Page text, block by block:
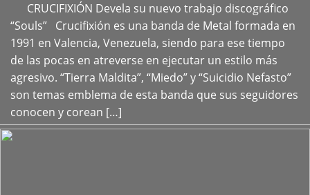
CRUCIFIXIÓN Devela su nuevo trabajo discográfico
“Souls” Crucifixión es una banda de Metal formada en
1991 en Valencia, Venezuela, siendo para ese tiempo
de las pocas en atreverse en ejecutar un estilo más
agresivo. “Tierra Maldita”, “Miedo” y “Suicidio Nefasto”
son temas emblema de esta banda que sus seguidores
conocen y corean […]
+